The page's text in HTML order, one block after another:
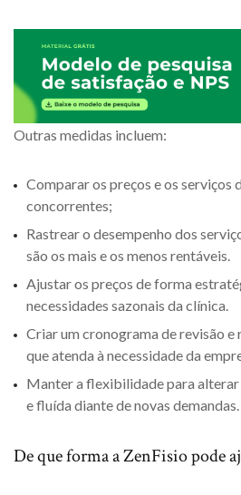
Outras medidas incluem:
Comparar os preços e os serviços
concorrentes;
Rastrear o desempenho dos
são os mais e os menos rentáveis.
Ajustar os preços de forma
necessidades sazonais da clínica.
Criar um cronograma de revisão e
que atenda à necessidade da
Manter a flexibilidade para
e fluída diante de novas demandas.
De que forma a ZenFisio pode